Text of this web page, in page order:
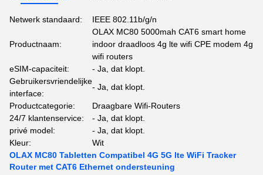
Netwerk standaard: IEEE 802.11b/g/n
Productnaam:
OLAX MC80 5000mah CAT6 smart home
indoor draadloos 4g lte wifi CPE modem 4g
wifi routers
eSIM-capaciteit:
- Ja, dat klopt.
Gebruikersvriendelijke
interface:
- Ja, dat klopt.
Productcategorie:
Draagbare Wifi-Routers
24/7 klantenservice:
- Ja, dat klopt.
privé model:
- Ja, dat klopt.
Kleur:
Wit
OLAX MC80 Tabletten Compatibel 4G 5G lte WiFi Tracker
Router met CAT6 Ethernet ondersteuning